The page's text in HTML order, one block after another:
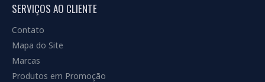
SERVIÇOS AO CLIENTE
Contato
Mapa do Site
Marcas
Produtos em Promoção